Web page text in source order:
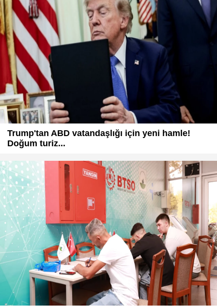
Trump'tan ABD vatandaşlığı için yeni hamle!
Doğum turiz...